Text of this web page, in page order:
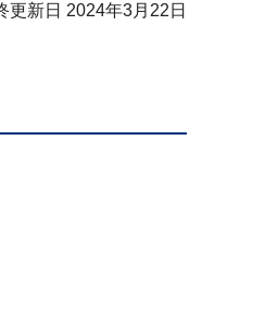
更新日 2024年3月22日